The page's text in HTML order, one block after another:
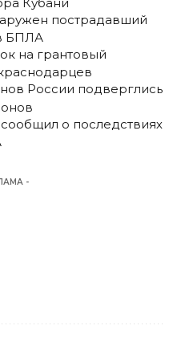
Кубани
пострадавший
БПЛА
на грантовый
России подверглись
о последствиях
-